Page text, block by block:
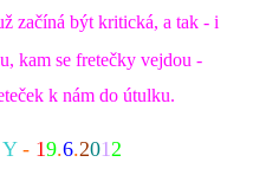
začíná být kritická, a tak - i
kam se fretečky vejdou -
k nám do útulku.
Y- 19.6.2012